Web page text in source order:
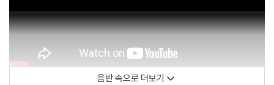
음반 속으로 더보기